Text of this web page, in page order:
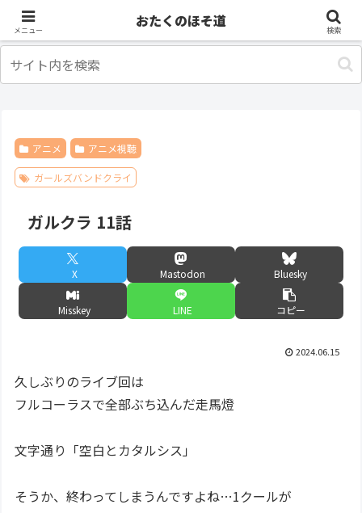
アニメ アニメ視聴
ガールズバンドクライ
ガルクラ 11話
X Mastodon Bluesky
Misskey LINE コピー
2024.06.15
久しぶりのライブ回は
フルコーラスで全部ぶち込んだ走馬燈
文字通り「空白とカタルシス」
そうか、終わってしまうんですよね…1クールが
メニュー
おたくのほそ道
検索